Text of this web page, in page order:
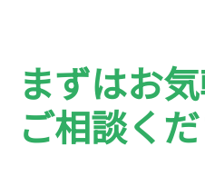
まずはお
ご相談く